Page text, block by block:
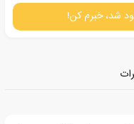
شد، خبرم کن!